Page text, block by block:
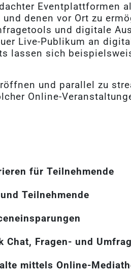
Eventplattformen
denen vor Ort zu
und digitale
Live-Publikum an
lassen sich
und parallel zu
Online-
für Teilnehmende
Teilnehmende
Fragen- und
mittels Online-